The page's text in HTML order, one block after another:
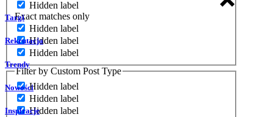
Hidden label
Exact matches only
Hidden label
Hidden label
Hidden label
Filter by Custom Post Type
Hidden label
Hidden label
Hidden label
Targi
Rekrutacja
Trendy
Nowości
Inspiracje